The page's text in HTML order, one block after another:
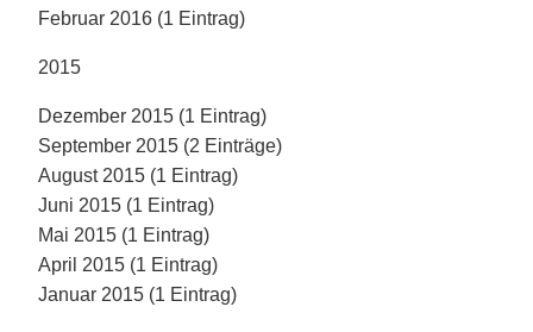
Februar 2016 (1 Eintrag)
2015
Dezember 2015 (1 Eintrag)
September 2015 (2 Einträge)
August 2015 (1 Eintrag)
Juni 2015 (1 Eintrag)
Mai 2015 (1 Eintrag)
April 2015 (1 Eintrag)
Januar 2015 (1 Eintrag)